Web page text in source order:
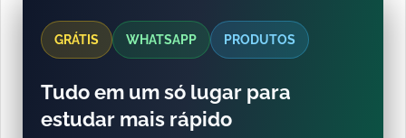
GRÁTIS WHATSAPP PRODUTOS
Tudo em um só lugar para
estudar mais rápido